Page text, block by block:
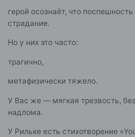
герой осознаёт, что
страдание.
Но у них это часто:
трагично,
метафизически тяжело.
У Вас же — мягкая трезвость,
надлома.
У Рильке есть стихотворение